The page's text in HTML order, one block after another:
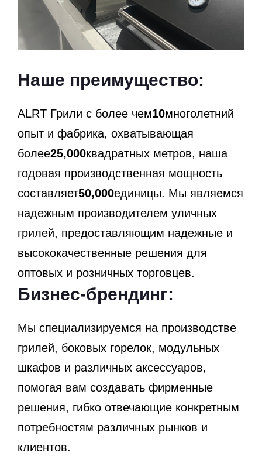
Наше преимущество:
ALRT Грили с более чем10многолетний
опыт и фабрика, охватывающая
более25,000квадратных метров, наша
годовая производственная мощность
составляет50,000единицы. Мы являемся
надежным производителем уличных
грилей, предоставляющим надежные и
высококачественные решения для
оптовых и розничных торговцев.
Бизнес-брендинг:
Мы специализируемся на производстве
грилей, боковых горелок, модульных
шкафов и различных аксессуаров,
помогая вам создавать фирменные
решения, гибко отвечающие конкретным
потребностям различных рынков и
клиентов.